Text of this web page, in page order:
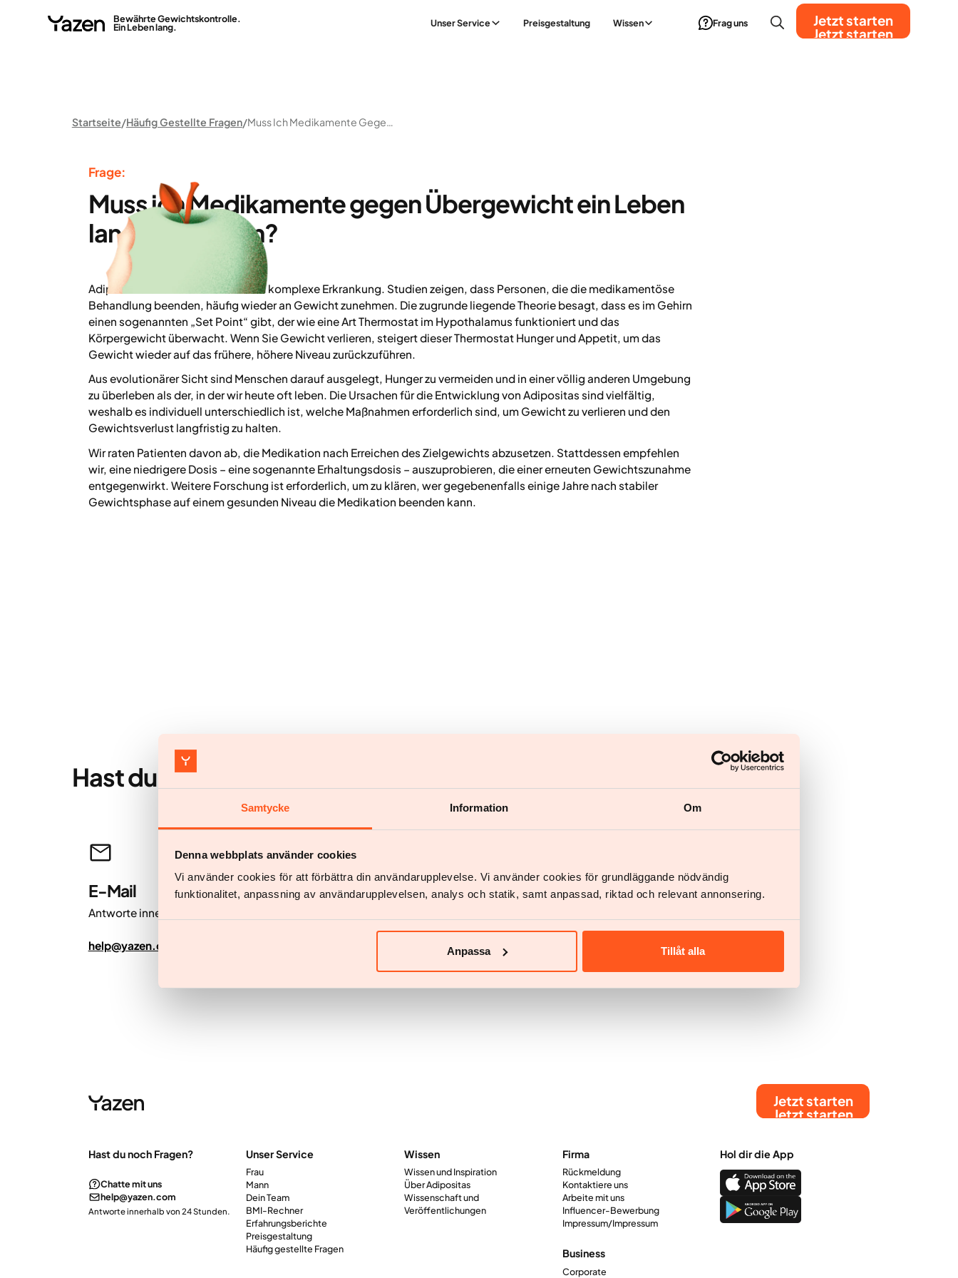
Samtycke Information Om
Denna webbplats använder cookies
Vi använder cookies för att förbättra din användarupplevelse. Vi använder cookies för grundläggande nödvändig
funktionalitet, anpassning av användarupplevelsen, analys och statik, samt anpassad, riktad och relevant annonsering.
Anpassa Tillåt alla
Bewährte Gewichtskontrolle.
Ein Leben lang. Unser Service Preisgestaltung Wissen Frag uns
Jetzt starten
Jetzt starten
Startseite Häufig Gestellte Fragen Muss Ich Medikamente Gegen Übergewicht Ein Leben Lang Einnehmen?
Frage:
Muss ich Medikamente gegen Übergewicht ein Leben
lang einnehmen?
Adipositas ist eine chronische und komplexe Erkrankung. Studien zeigen, dass Personen, die die medikamentöse
Behandlung beenden, häufig wieder an Gewicht zunehmen. Die zugrunde liegende Theorie besagt, dass es im Gehirn
einen sogenannten „Set Point“ gibt, der wie eine Art Thermostat im Hypothalamus funktioniert und das
Körpergewicht überwacht. Wenn Sie Gewicht verlieren, steigert dieser Thermostat Hunger und Appetit, um das
Gewicht wieder auf das frühere, höhere Niveau zurückzuführen.
Aus evolutionärer Sicht sind Menschen darauf ausgelegt, Hunger zu vermeiden und in einer völlig anderen Umgebung
zu überleben als der, in der wir heute oft leben. Die Ursachen für die Entwicklung von Adipositas sind vielfältig,
weshalb es individuell unterschiedlich ist, welche Maßnahmen erforderlich sind, um Gewicht zu verlieren und den
Gewichtsverlust langfristig zu halten.
Wir raten Patienten davon ab, die Medikation nach Erreichen des Zielgewichts abzusetzen. Stattdessen empfehlen
wir, eine niedrigere Dosis – eine sogenannte Erhaltungsdosis – auszuprobieren, die einer erneuten Gewichtszunahme
entgegenwirkt. Weitere Forschung ist erforderlich, um zu klären, wer gegebenenfalls einige Jahre nach stabiler
Gewichtsphase auf einem gesunden Niveau die Medikation beenden kann.
Hast du noch weitere Fragen?
E-Mail
Antworte innerhalb von 24 Stunden.
help@yazen.com
Chatten
Chat starten
Jetzt starten
Jetzt starten
Hast du noch Fragen?
Chatte mit uns
help@yazen.com
Antworte innerhalb von 24 Stunden.
Unser Service
Frau
Mann
Dein Team
BMI-Rechner
Erfahrungsberichte
Preisgestaltung
Häufig gestellte Fragen
Wissen
Wissen und Inspiration
Über Adipositas
Wissenschaft und
Veröffentlichungen
Firma
Rückmeldung
Kontaktiere uns
Arbeite mit uns
Influencer-Bewerbung
Impressum/Impressum
Business
Corporate
Hol dir die App